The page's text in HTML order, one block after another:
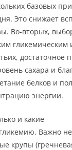
базовых
Это снижает
Во-вторых,
достаточное
сахара и
белков и
энергии.
и какие
Важно не
крупы